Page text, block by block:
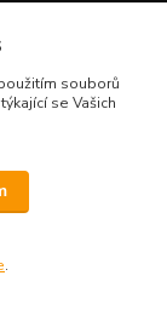
souborů
se Vašich
.